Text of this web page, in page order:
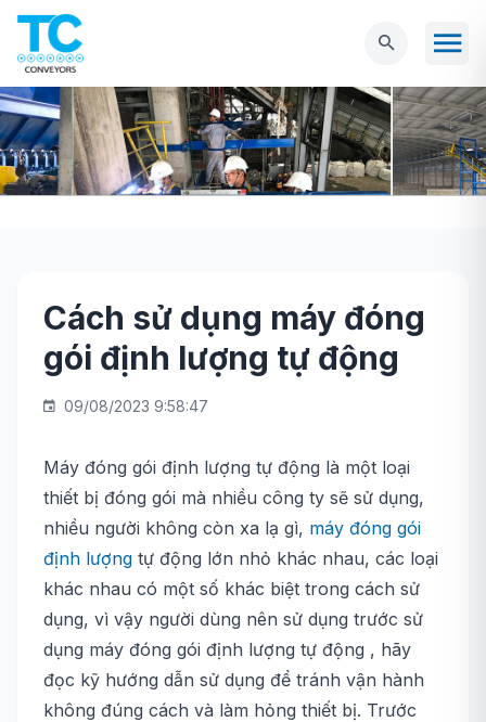
Trang chủ Tin tức
Cách sử dụng máy đóng
gói định lượng tự động
Cách sử dụng máy đóng
gói định lượng tự động
09/08/2023 9:58:47
Máy đóng gói định lượng tự động là một loại
thiết bị đóng gói mà nhiều công ty sẽ sử dụng,
nhiều người không còn xa lạ gì, máy đóng gói
định lượng tự động lớn nhỏ khác nhau, các loại
khác nhau có một số khác biệt trong cách sử
dụng, vì vậy người dùng nên sử dụng trước sử
dụng máy đóng gói định lượng tự động , hãy
đọc kỹ hướng dẫn sử dụng để tránh vận hành
không đúng cách và làm hỏng thiết bị. Trước